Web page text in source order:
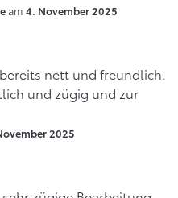
am 4. November 2025
nett und freundlich.
und zügig und zur
2025